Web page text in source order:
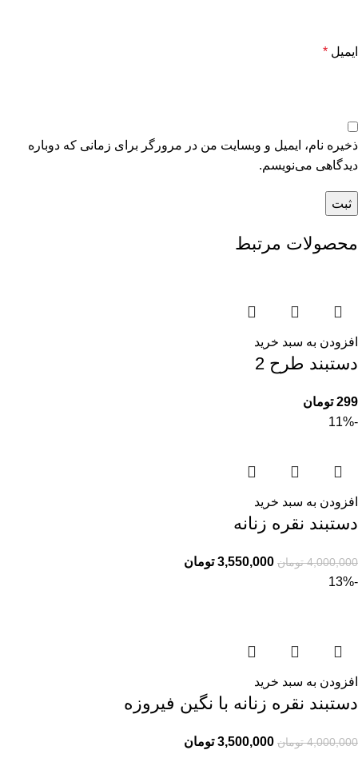
ایمیل *
ذخیره نام، ایمیل و وبسایت من در مرورگر برای زمانی که دوباره
دیدگاهی می‌نویسم.
محصولات مرتبط
افزودن به سبد خرید
دستبند طرح 2
299 تومان
-11%
افزودن به سبد خرید
دستبند نقره زنانه
4,000,000 تومان 3,550,000 تومان
-13%
افزودن به سبد خرید
دستبند نقره زنانه با نگین فیروزه
4,000,000 تومان 3,500,000 تومان